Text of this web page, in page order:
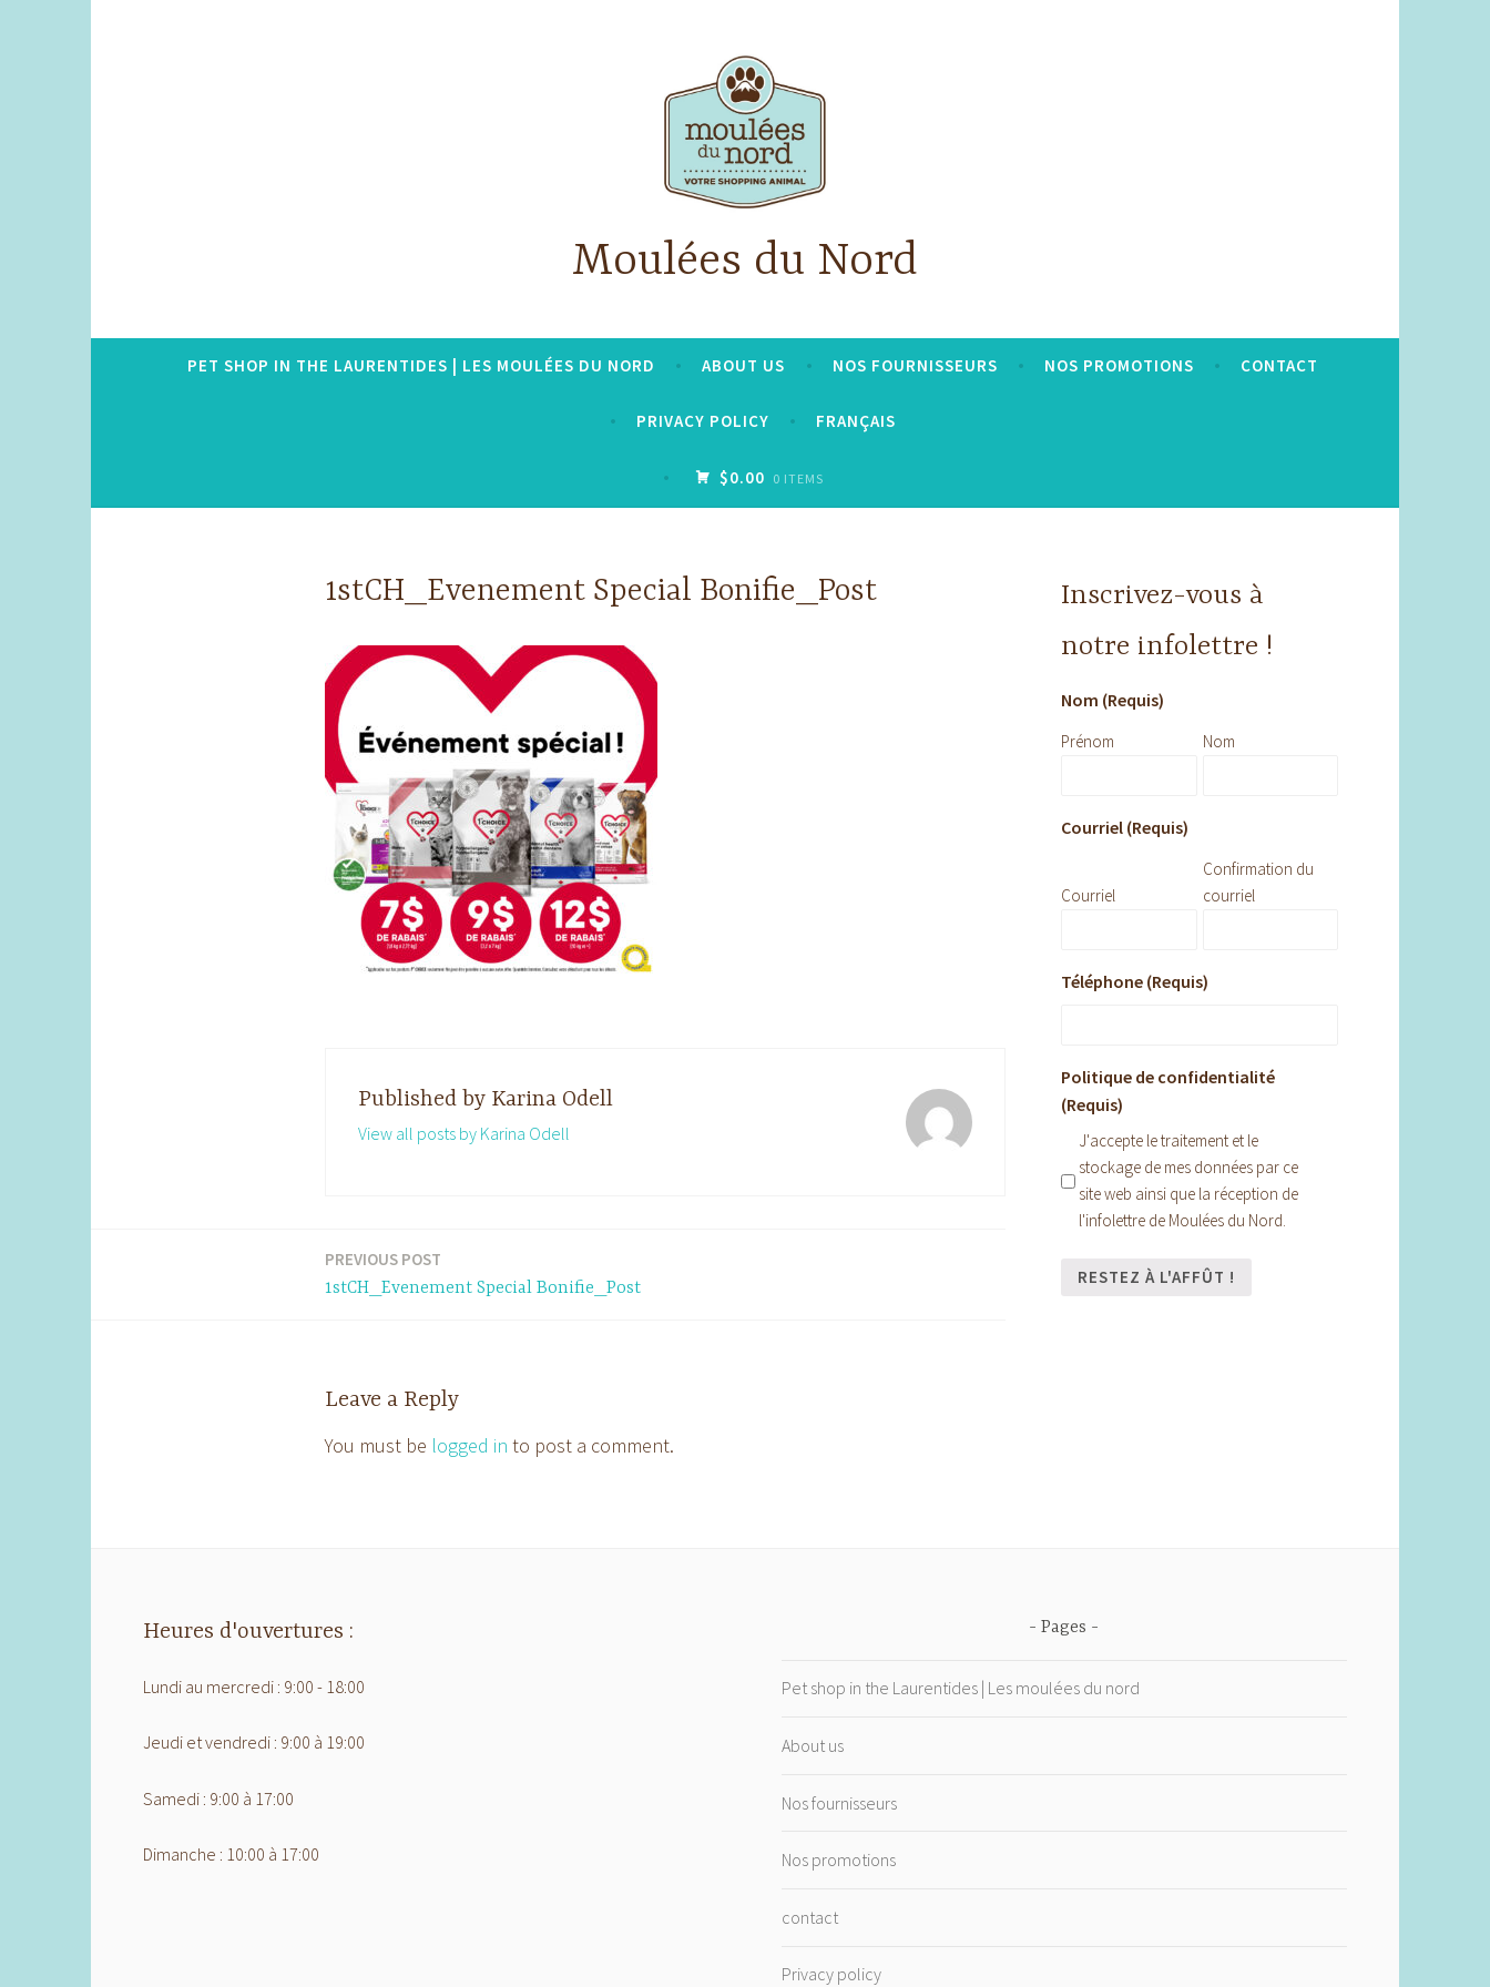
Moulées du Nord
PET SHOP IN THE LAURENTIDES | LES MOULÉES DU NORD ABOUT US NOS FOURNISSEURS NOS PROMOTIONS CONTACT
PRIVACY POLICY FRANÇAIS
$0.00 0 ITEMS
1stCH_Evenement Special Bonifie_Post
Published by Karina Odell
View all posts by Karina Odell
PREVIOUS POST
1stCH_Evenement Special Bonifie_Post
Leave a Reply
You must be logged in to post a comment.
Inscrivez-vous à
notre infolettre !
Nom (Requis)
Prénom Nom
Courriel (Requis)
Courriel
Confirmation du
courriel
Téléphone (Requis)
Politique de confidentialité
(Requis)
J'accepte le traitement et le
stockage de mes données par ce
site web ainsi que la réception de
l'infolettre de Moulées du Nord.
Heures d'ouvertures :
Lundi au mercredi : 9:00 - 18:00
Jeudi et vendredi : 9:00 à 19:00
Samedi : 9:00 à 17:00
Dimanche : 10:00 à 17:00
Pages
Pet shop in the Laurentides | Les moulées du nord
About us
Nos fournisseurs
Nos promotions
contact
Privacy policy